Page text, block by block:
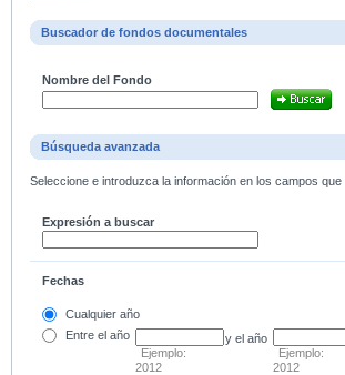
Buscador de fondos documentales
Nombre del Fondo
Búsqueda avanzada
Seleccione e introduzca la información en los campos que
Expresión a buscar
Fechas
Cualquier año
Entre el año
Ejemplo:
2012
y el año
Ejemplo:
2012